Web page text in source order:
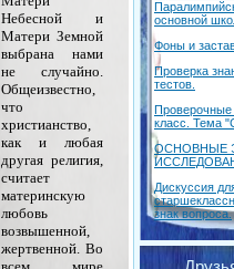
Небесной и
Матери Земной
выбрана
нами
не случайно.
Общеизвестно,
что
христианство,
как и любая
другая религия,
считает
материнскую
любовь
возвышенной,
жертвенной. Во
основной
Фоны и
Проверка
тестов.
класс. Тема
ОСНОВНЫЕ
Дискуссия
знак вопроса.